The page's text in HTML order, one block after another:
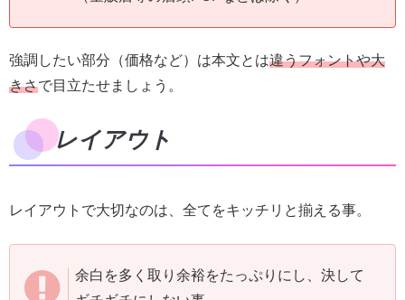
強調したい部分（価格など）は本文とは違うフォントや大
きさで目立たせましょう。
レイアウト
レイアウトで大切なのは、全てをキッチリと揃える事。
余白を多く取り余裕をたっぷりにし、決して